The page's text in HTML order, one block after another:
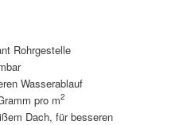
Rohrgestelle
Wasserablauf
pro m2
Dach, für besseren